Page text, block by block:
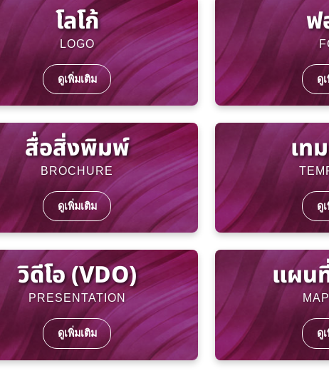
โลโก้
LOGO
ดูเพิ่มเติม
ฟ
ดู
สื่อสิ่งพิมพ์
BROCHURE
ดูเพิ่มเติม
เท
ดู
วิดีโอ (VDO)
PRESENTATION
ดูเพิ่มเติม
แผน
ดู